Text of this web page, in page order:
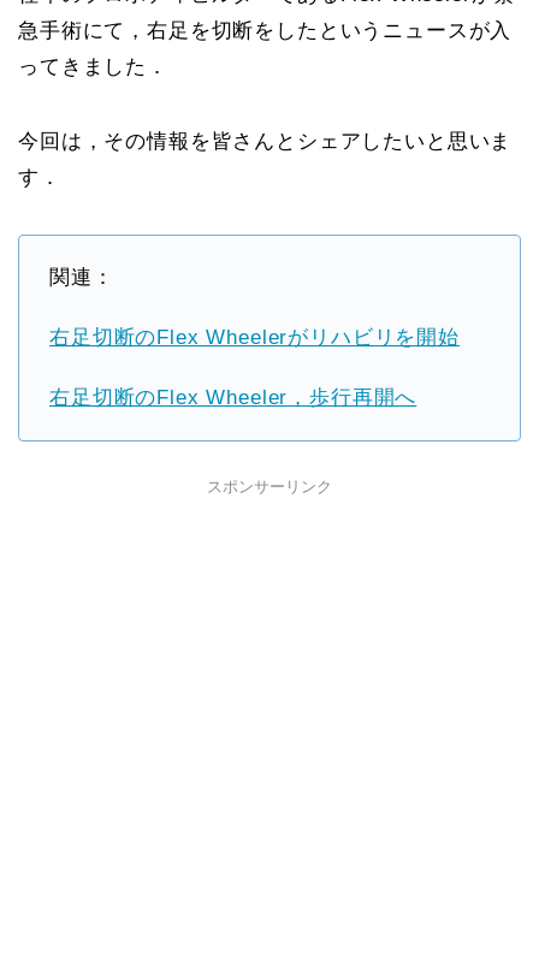
急手術にて，右足を切断をしたというニュースが入
ってきました．
今回は，その情報を皆さんとシェアしたいと思いま
す．
関連：
右足切断のFlex Wheelerがリハビリを開始
右足切断のFlex Wheeler，歩行再開へ
スポンサーリンク